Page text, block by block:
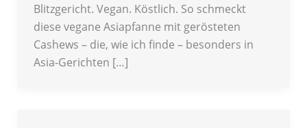
Blitzgericht. Vegan. Köstlich. So schmeckt
diese vegane Asiapfanne mit gerösteten
Cashews – die, wie ich finde – besonders in
Asia-Gerichten […]